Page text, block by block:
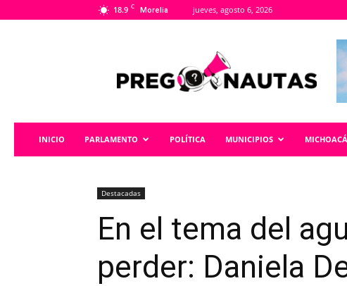
18.9 C Morelia jueves, agosto 6, 2026
INICIO PARLAMENTO POLÍTICA MUNICIPIOS
Destacadas
En el tema del
perder: Daniela